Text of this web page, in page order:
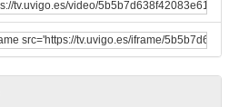
20 de dec. de 2012
¿Por que se desenvolve a enfermidade do Alzheimer?